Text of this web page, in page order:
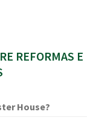
REFORMAS E
House?